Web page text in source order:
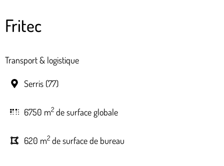
Fritec
Transport & logistique
Serris (77)
6750 m2 de surface globale
620 m2 de surface de bureau